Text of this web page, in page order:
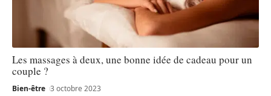
Les massages à deux, une bonne idée de cadeau pour un
couple ?
Bien-être 3 octobre 2023